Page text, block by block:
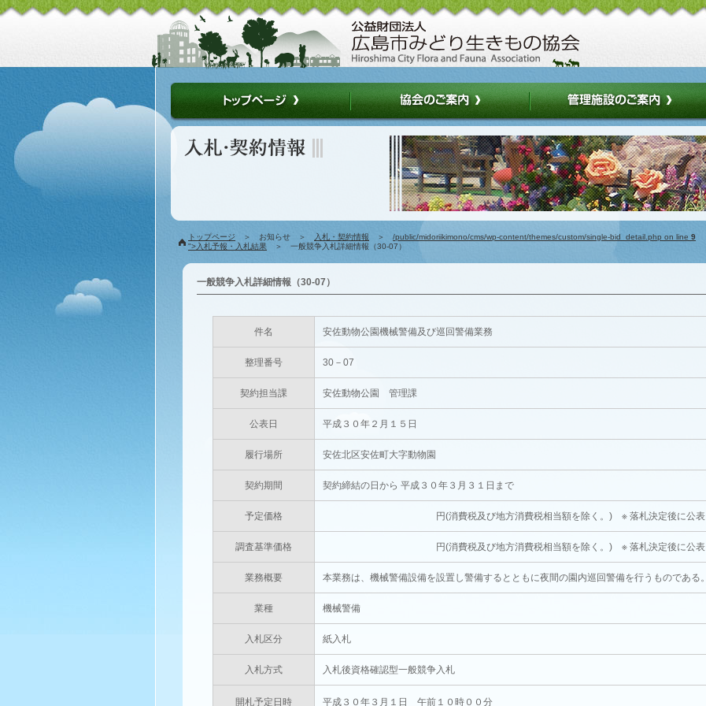
トップページ ＞ お知らせ ＞ 入札・契約情報 ＞ /public/midoriikimono/cms/wp-content/themes/custom/single-bid_detail.php on line 9
">入札予報・入札結果 ＞ 一般競争入札詳細情報（30-07）
一般競争入札詳細情報（30-07）
件名 安佐動物公園機械警備及び巡回警備業務
整理番号 30－07
契約担当課 安佐動物公園 管理課
公表日 平成３０年２月１５日
履行場所 安佐北区安佐町大字動物園
契約期間 契約締結の日から 平成３０年３月３１日まで
予定価格 円(消費税及び地方消費税相当額を除く。) ※ 落札決定後に公表
調査基準価格 円(消費税及び地方消費税相当額を除く。) ※ 落札決定後に公表
業務概要 本業務は、機械警備設備を設置し警備するとともに夜間の園内巡回警備を行うものである。
業種 機械警備
入札区分 紙入札
入札方式 入札後資格確認型一般競争入札
開札予定日時 平成３０年３月１日 午前１０時００分